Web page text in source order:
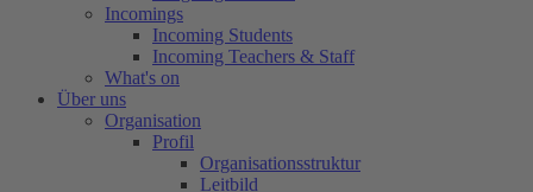
Incomings
Incoming Students
Incoming Teachers & Staff
What's on
Über uns
Organisation
Profil
Organisationsstruktur
Leitbild